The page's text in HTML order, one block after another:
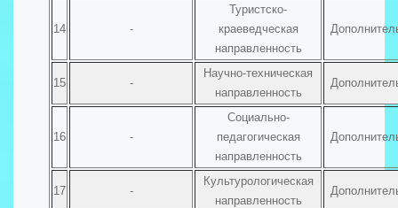
14 -
Туристско-
краеведческая
направленность
15 -
Научно-техническая
направленность
16 -
Социально-
педагогическая
направленность
17 -
Культурологическая
направленность